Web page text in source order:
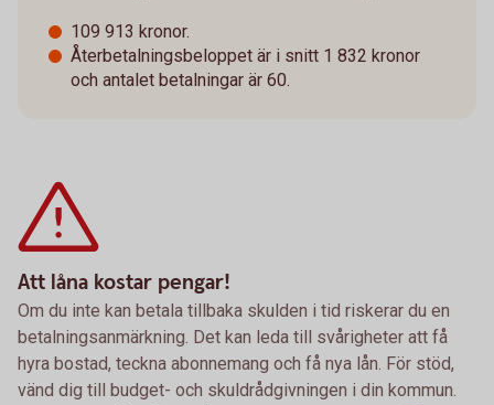
109 913 kronor.
Återbetalningsbeloppet är i snitt 1 832 kronor
och antalet betalningar är 60.
Att låna kostar pengar!
Om du inte kan betala tillbaka skulden i tid riskerar du en
betalningsanmärkning. Det kan leda till svårigheter att få
hyra bostad, teckna abonnemang och få nya lån. För stöd,
vänd dig till budget- och skuldrådgivningen i din kommun.